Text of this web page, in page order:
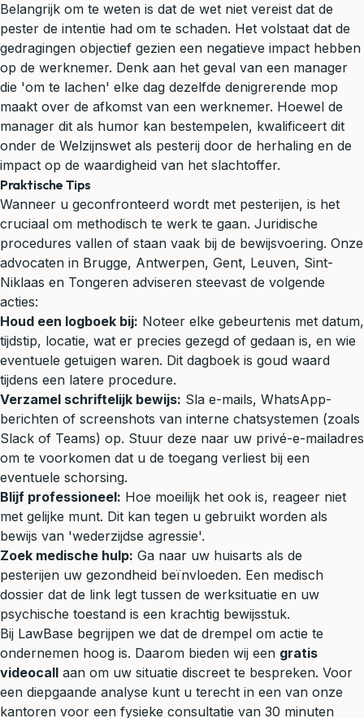
Belangrijk om te weten is dat de wet niet vereist dat de
pester de intentie had om te schaden. Het volstaat dat de
gedragingen objectief gezien een negatieve impact hebben
op de werknemer. Denk aan het geval van een manager
die 'om te lachen' elke dag dezelfde denigrerende mop
maakt over de afkomst van een werknemer. Hoewel de
manager dit als humor kan bestempelen, kwalificeert dit
onder de Welzijnswet als pesterij door de herhaling en de
impact op de waardigheid van het slachtoffer.
Praktische Tips
Wanneer u geconfronteerd wordt met pesterijen, is het
cruciaal om methodisch te werk te gaan. Juridische
procedures vallen of staan vaak bij de bewijsvoering. Onze
advocaten in Brugge, Antwerpen, Gent, Leuven, Sint-
Niklaas en Tongeren adviseren steevast de volgende
acties:
Houd een logboek bij: Noteer elke gebeurtenis met datum,
tijdstip, locatie, wat er precies gezegd of gedaan is, en wie
eventuele getuigen waren. Dit dagboek is goud waard
tijdens een latere procedure.
Verzamel schriftelijk bewijs: Sla e-mails, WhatsApp-
berichten of screenshots van interne chatsystemen (zoals
Slack of Teams) op. Stuur deze naar uw privé-e-mailadres
om te voorkomen dat u de toegang verliest bij een
eventuele schorsing.
Blijf professioneel: Hoe moeilijk het ook is, reageer niet
met gelijke munt. Dit kan tegen u gebruikt worden als
bewijs van 'wederzijdse agressie'.
Zoek medische hulp: Ga naar uw huisarts als de
pesterijen uw gezondheid beïnvloeden. Een medisch
dossier dat de link legt tussen de werksituatie en uw
psychische toestand is een krachtig bewijsstuk.
Bij LawBase begrijpen we dat de drempel om actie te
ondernemen hoog is. Daarom bieden wij een gratis
videocall aan om uw situatie discreet te bespreken. Voor
een diepgaande analyse kunt u terecht in een van onze
kantoren voor een fysieke consultatie van 30 minuten